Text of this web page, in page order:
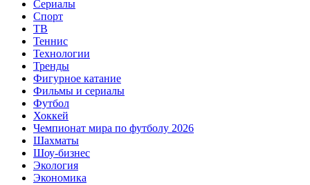
Сериалы
Спорт
ТВ
Теннис
Технологии
Тренды
Фигурное катание
Фильмы и сериалы
Футбол
Хоккей
Чемпионат мира по футболу 2026
Шахматы
Шоу-бизнес
Экология
Экономика